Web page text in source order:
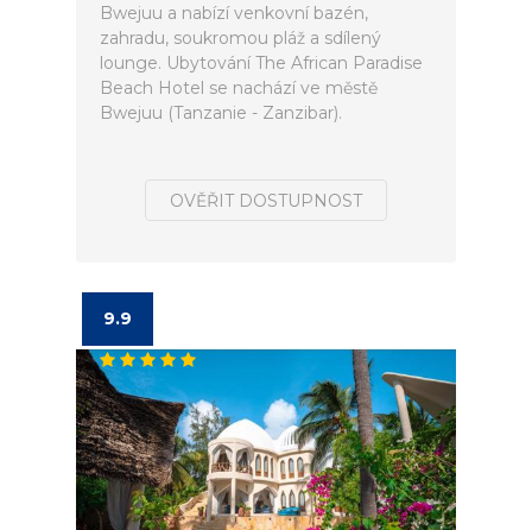
Bwejuu a nabízí venkovní bazén,
zahradu, soukromou pláž a sdílený
lounge. Ubytování The African Paradise
Beach Hotel se nachází ve městě
Bwejuu (Tanzanie - Zanzibar).
OVĚŘIT DOSTUPNOST
9.9